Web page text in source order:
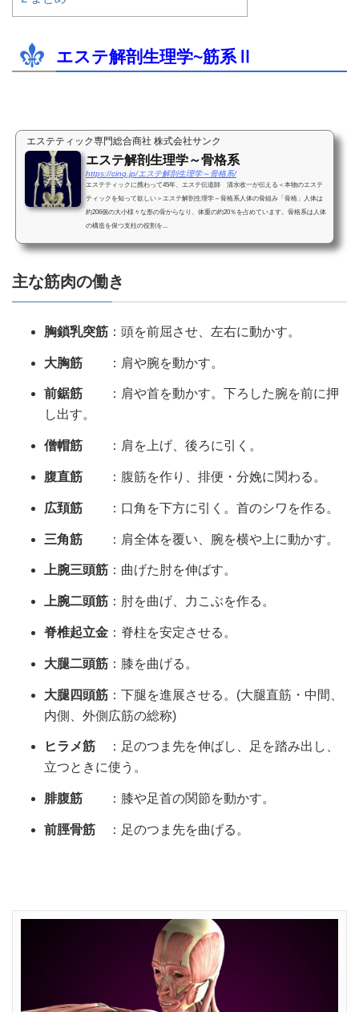
エステ解剖生理学~筋系Ⅱ
エステティック専門総合商社 株式会社サンク
エステ解剖生理学～骨格系
https://cinq.jp/エステ解剖生理学～骨格系/
エステティックに携わって45年、エステ伝道師 清水收一が伝える＜本物のエステ
ティックを知って欲しい＞エステ解剖生理学～骨格系人体の骨組み「骨格」人体は
約206個の大小様々な形の骨からなり、体重の約20％を占めています。骨格系は人体
の構造を保つ支柱の役割を...
主な筋肉の働き
胸鎖乳突筋 ：頭を前屈させ、左右に動かす。
大胸筋 ：肩や腕を動かす。
前鋸筋 ：肩や首を動かす。下ろした腕を前に押
し出す。
僧帽筋 ：肩を上げ、後ろに引く。
腹直筋 ：腹筋を作り、排便・分娩に関わる。
広頚筋 ：口角を下方に引く。首のシワを作る。
三角筋 ：肩全体を覆い、腕を横や上に動かす。
上腕三頭筋 ：曲げた肘を伸ばす。
上腕二頭筋 ：肘を曲げ、力こぶを作る。
脊椎起立金 ：脊柱を安定させる。
大腿二頭筋 ：膝を曲げる。
大腿四頭筋 ：下腿を進展させる。(大腿直筋・中間、
内側、外側広筋の総称)
ヒラメ筋 ：足のつま先を伸ばし、足を踏み出し、
立つときに使う。
腓腹筋 ：膝や足首の関節を動かす。
前脛骨筋 ：足のつま先を曲げる。